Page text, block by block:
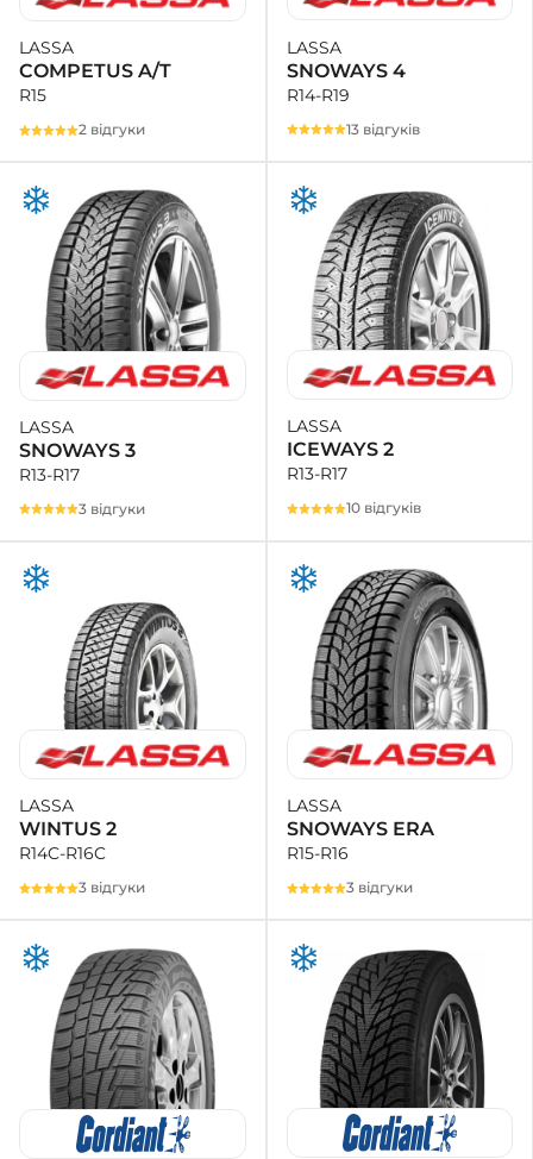
LASSA
COMPETUS A/T
R15
2 відгуки
LASSA
SNOWAYS 4
R14-R19
13 відгуків
LASSA
SNOWAYS 3
R13-R17
3 відгуки
LASSA
ICEWAYS 2
R13-R17
10 відгуків
LASSA
WINTUS 2
R14C-R16C
3 відгуки
LASSA
SNOWAYS ERA
R15-R16
3 відгуки